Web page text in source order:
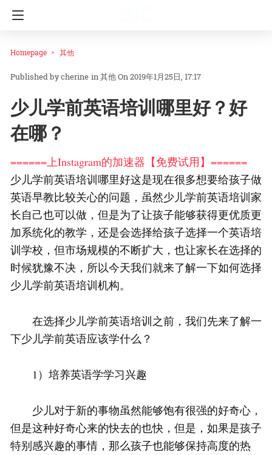
Homepage 其他
cherine in其他On 2019年1月25日, 17:17
少儿学前英语培训哪里好？好
在哪？
======上Instagram的加速器【免费试用】======
少儿学前英语培训哪里好这是现在很多想要给孩子做
英语早教比较关心的问题，虽然少儿学前英语培训家
长自己也可以做，但是为了让孩子能够获得更优质更
加系统化的教学，还是会选择给孩子选择一个英语培
训学校，但市场规模的不断扩大，也让家长在选择的
时候犹豫不决，所以今天我们就来了解一下如何选择
少儿学前英语培训机构。
在选择少儿学前英语培训之前，我们先来了解一
下少儿学前英语应该学什么？
1）培养英语学学习兴趣
少儿对于新的事物虽然能够饱有很强的好奇心，
但是这种好奇心来的快去的也快，但是，如果是孩子
特别感兴趣的事情，那么孩子也能够保持高度的热